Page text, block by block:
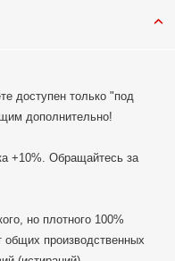
доступен только "под
дополнительно!
+10%. Обращайтесь за
но плотного 100%
производственных